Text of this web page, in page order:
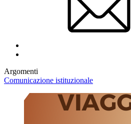
Argomenti
Comunicazione istituzionale